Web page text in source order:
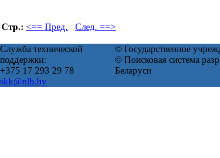
Стр.: <== Пред. След. ==>
Служба технической
поддержки:
+375 17 293 29 78
skk@nlb.by
© Государственное
© Поисковая система
Беларуси